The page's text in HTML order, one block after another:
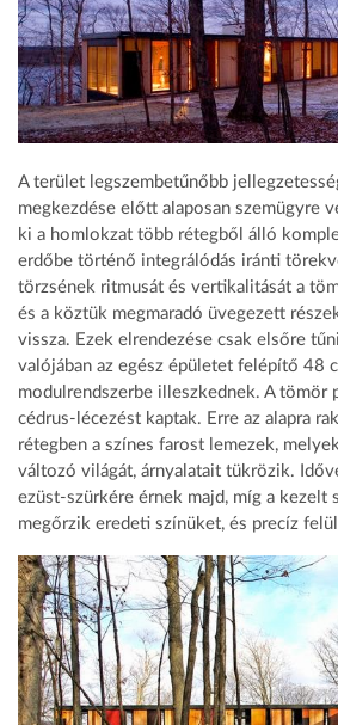
A terület legszembetűnőbb
megkezdése előtt alaposan szemügyre
ki a homlokzat több rétegből álló
erdőbe történő integrálódás iránti
törzsének ritmusát és vertikalitását a
és a köztük megmaradó üvegezett
vissza. Ezek elrendezése csak elsőre
valójában az egész épületet felépítő 48
modulrendszerbe illeszkednek. A tömör
cédrus-lécezést kaptak. Erre az alapra
rétegben a színes farost lemezek,
változó világát, árnyalatait tükrözik.
ezüst-szürkére érnek majd, míg a kezelt
megőrzik eredeti színüket, és precíz